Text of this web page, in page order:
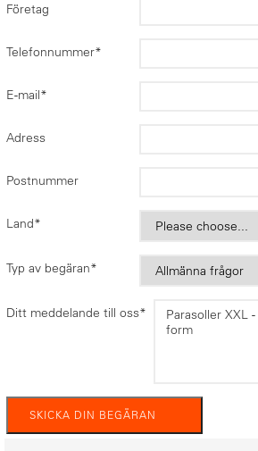
Företag
Telefonnummer*
E-mail*
Adress
Postnummer
Land*
Typ av begäran*
Ditt meddelande till oss*